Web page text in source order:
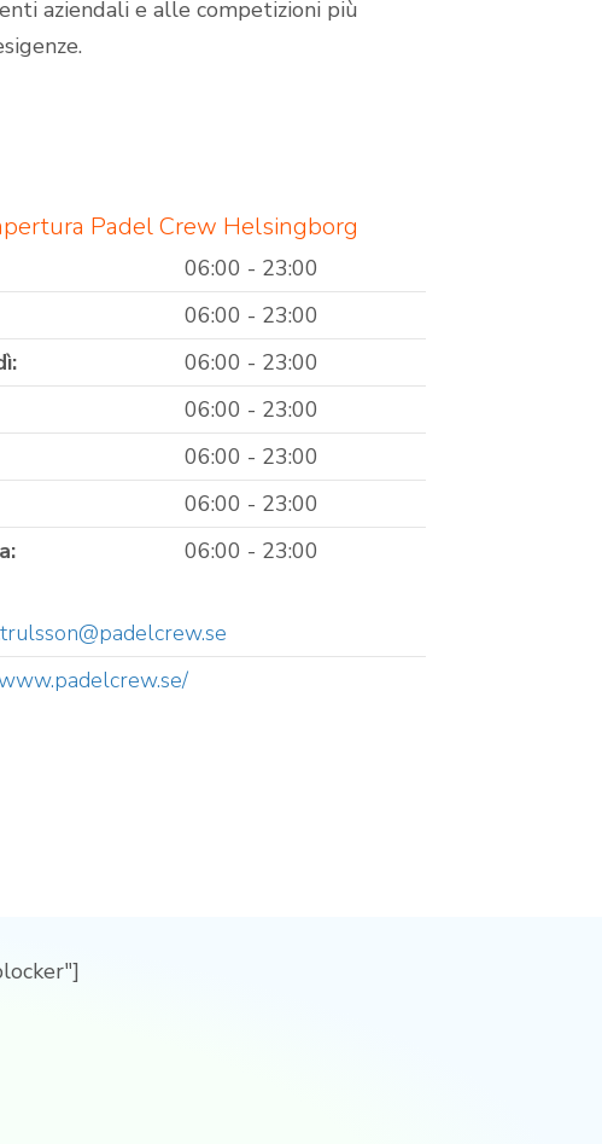
aziendali e alle competizioni più
Padel Crew Helsingborg
06:00 - 23:00
06:00 - 23:00
06:00 - 23:00
06:00 - 23:00
06:00 - 23:00
06:00 - 23:00
06:00 - 23:00